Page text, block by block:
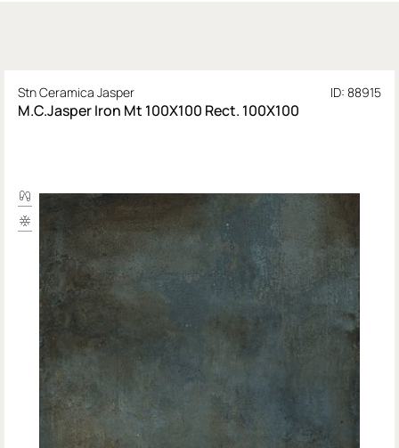
Stn Ceramica Jasper ID: 88915
M.C.Jasper Iron Mt 100X100 Rect. 100X100